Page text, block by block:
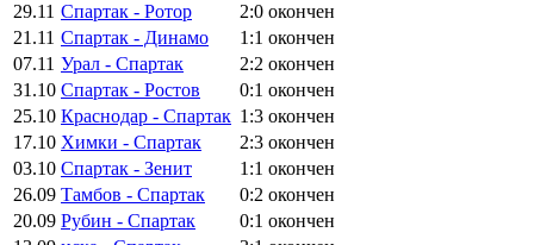
29.11 Спартак - Ротор 2:0 окончен
21.11 Спартак - Динамо 1:1 окончен
07.11 Урал - Спартак 2:2 окончен
31.10 Спартак - Ростов 0:1 окончен
25.10 Краснодар - Спартак 1:3 окончен
17.10 Химки - Спартак 2:3 окончен
03.10 Спартак - Зенит 1:1 окончен
26.09 Тамбов - Спартак 0:2 окончен
20.09 Рубин - Спартак 0:1 окончен